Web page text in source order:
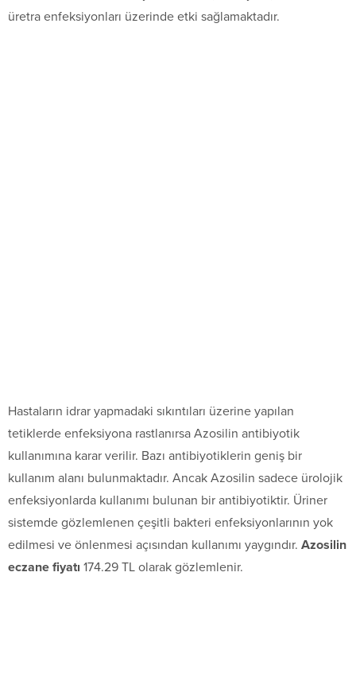
üretra enfeksiyonları üzerinde etki sağlamaktadır.
Hastaların idrar yapmadaki sıkıntıları üzerine yapılan
tetiklerde enfeksiyona rastlanırsa Azosilin antibiyotik
kullanımına karar verilir. Bazı antibiyotiklerin geniş bir
kullanım alanı bulunmaktadır. Ancak Azosilin sadece ürolojik
enfeksiyonlarda kullanımı bulunan bir antibiyotiktir. Üriner
sistemde gözlemlenen çeşitli bakteri enfeksiyonlarının yok
edilmesi ve önlenmesi açısından kullanımı yaygındır. Azosilin
eczane fiyatı 174.29 TL olarak gözlemlenir.